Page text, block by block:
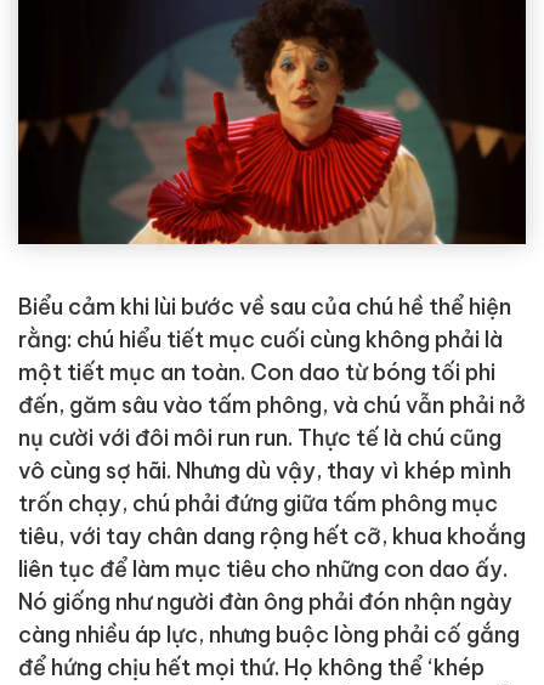
Biểu cảm khi lùi bước về sau của chú hề thể hiện
rằng: chú hiểu tiết mục cuối cùng không phải là
một tiết mục an toàn. Con dao từ bóng tối phi
đến, găm sâu vào tấm phông, và chú vẫn phải nở
nụ cười với đôi môi run run. Thực tế là chú cũng
vô cùng sợ hãi. Nhưng dù vậy, thay vì khép mình
trốn chạy, chú phải đứng giữa tấm phông mục
tiêu, với tay chân dang rộng hết cỡ, khua khoắng
liên tục để làm mục tiêu cho những con dao ấy.
Nó giống như người đàn ông phải đón nhận ngày
càng nhiều áp lực, nhưng buộc lòng phải cố gắng
để hứng chịu hết mọi thứ. Họ không thể ‘khép